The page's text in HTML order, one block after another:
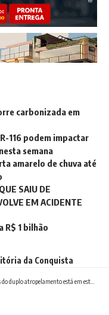
carbonizada em
116 podem impactar
semana
amarelo de chuva até
SAIU DE
EM ACIDENTE
R$ 1 bilhão
da Conquista
está em estado grave no hospital de Base em Vitória da Conquista